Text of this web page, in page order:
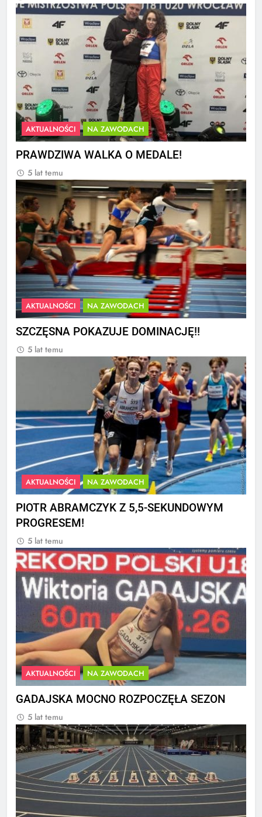
AKTUALNOŚCI NA ZAWODACH
PRAWDZIWA WALKA O MEDALE!
5 lat temu
AKTUALNOŚCI NA ZAWODACH
SZCZĘSNA POKAZUJE DOMINACJĘ!!
5 lat temu
AKTUALNOŚCI NA ZAWODACH
PIOTR ABRAMCZYK Z 5,5-SEKUNDOWYM
PROGRESEM!
5 lat temu
AKTUALNOŚCI NA ZAWODACH
GADAJSKA MOCNO ROZPOCZĘŁA SEZON
5 lat temu